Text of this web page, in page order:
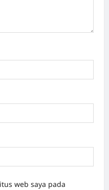
web saya pada